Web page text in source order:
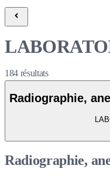
184 résultats
Radiographie,
Radiographie,